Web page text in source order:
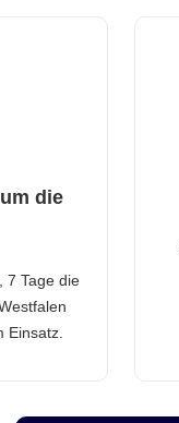
die
7 Tage die
Einsatz.